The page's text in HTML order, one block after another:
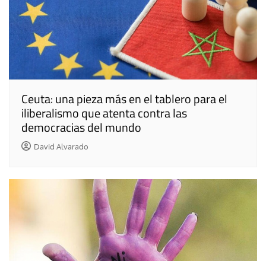
Ceuta: una pieza más en el tablero para el
iliberalismo que atenta contra las
democracias del mundo
David Alvarado